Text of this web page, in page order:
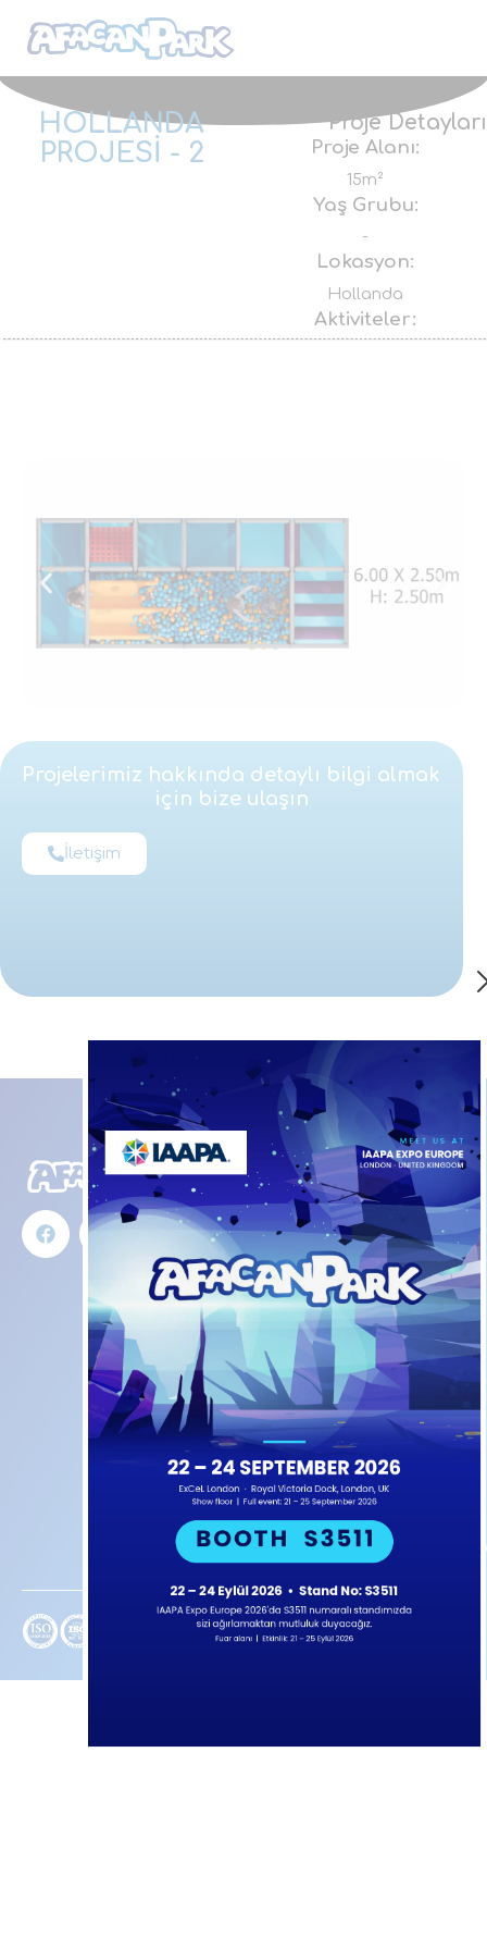
HOLLANDA
PROJESİ - 2
Proje Detayları
Proje Alanı:
15m²
Yaş Grubu:
-
Lokasyon:
Hollanda
Aktiviteler:
Projelerimiz hakkında detaylı bilgi almak
için bize ulaşın
İletişim
Ürünlerimiz
İç Mekan
Alanları
Aktivite
Oyunları
İnteraktif
Oyun
Alanları
Trambolin
Parkları
Ninja Parkları
Ai Softplay
İletişim
ASTİS Sanayi
Sitesi Ata
Mah. 771 Sok.
No:7E Efeler
AYDIN Türkiye
(TR)
+90
549 312
11 33
(ENG-AR)
+90
549
Atapark–Iqpark
Hakları Saklıdır. 2026